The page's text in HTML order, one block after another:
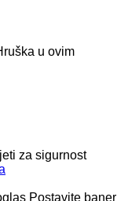
u ovim
za sigurnost
Postavite baner